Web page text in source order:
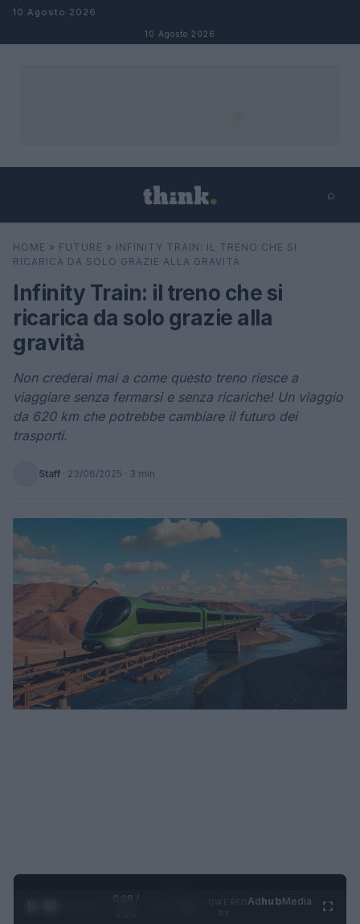
Salta al contenuto
10 Agosto 2026
10 Agosto 2026
⌕
Cerca
HOME » FUTURE » INFINITY TRAIN: IL TRENO CHE SI
RICARICA DA SOLO GRAZIE ALLA GRAVITÀ
Infinity Train: il treno che si
ricarica da solo grazie alla
gravità
Non crederai mai a come questo treno riesce a
viaggiare senza fermarsi e senza ricariche! Un viaggio
da 620 km che potrebbe cambiare il futuro dei
trasporti.
Staff · 23/06/2025 · 3 min
0:29 /
AdhubMedia